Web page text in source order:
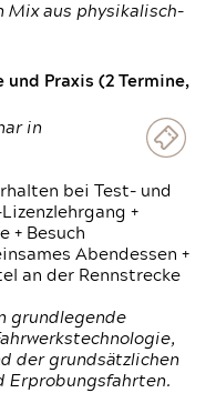
Mix aus physikalisch-
Praxis (2 Termine,
in
bei Test- und
+
+ Besuch
Abendessen +
an der Rennstrecke
grundlegende
der grundsätzlichen
Erprobungsfahrten.